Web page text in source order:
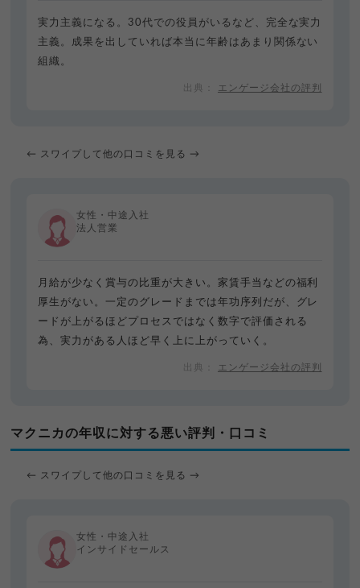
実力主義になる。30代での役員がいるなど、完全な実力
主義。成果を出していれば本当に年齢はあまり関係ない
組織。
エンゲージ会社の評判
← スワイプして他の口コミを見る →
女性・中途入社
法人営業
月給が少なく賞与の比重が大きい。家賃手当などの福利
厚生がない。一定のグレードまでは年功序列だが、グレ
ードが上がるほどプロセスではなく数字で評価される
為、実力がある人ほど早く上に上がっていく。
エンゲージ会社の評判
マクニカの年収に対する悪い評判・口コミ
← スワイプして他の口コミを見る →
女性・中途入社
インサイドセールス